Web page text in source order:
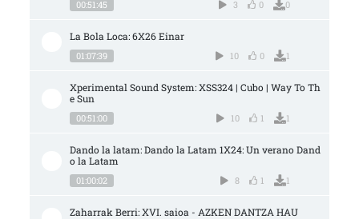
00:51:45 3 0 0
La Bola Loca: 6X26 Einar
01:07:39 10 0 1
Xperimental Sound System: XSS324 | Cubo | Way To Th
e Sun
00:51:00 10 1 1
Dando la latam: Dando la Latam 1X24: Un verano Dand
o la Latam
01:00:02 8 1 1
Zaharrak Berri: XVI. saioa - AZKEN DANTZA HAU